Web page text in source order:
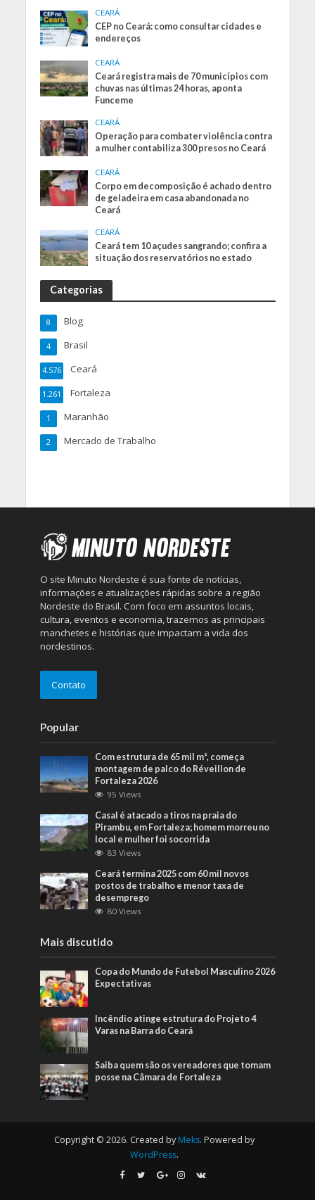
CEARÁ
CEP no Ceará: como consultar cidades e
endereços
CEARÁ
Ceará registra mais de 70 municípios com
chuvas nas últimas 24 horas, aponta
Funceme
CEARÁ
Operação para combater violência contra
a mulher contabiliza 300 presos no Ceará
CEARÁ
Corpo em decomposição é achado dentro
de geladeira em casa abandonada no
Ceará
CEARÁ
Ceará tem 10 açudes sangrando; confira a
situação dos reservatórios no estado
Categorias
Blog
8
Brasil
4
Ceará
4.576
Fortaleza
1.261
Maranhão
1
Mercado de Trabalho
2
O site Minuto Nordeste é sua fonte de notícias,
informações e atualizações rápidas sobre a região
Nordeste do Brasil. Com foco em assuntos locais,
cultura, eventos e economia, trazemos as principais
manchetes e histórias que impactam a vida dos
nordestinos.
Contato
Popular
Com estrutura de 65 mil m², começa
montagem de palco do Réveillon de
Fortaleza 2026
95 Views
Casal é atacado a tiros na praia do
Pirambu, em Fortaleza; homem morreu no
local e mulher foi socorrida
83 Views
Ceará termina 2025 com 60 mil novos
postos de trabalho e menor taxa de
desemprego
80 Views
Mais discutido
Copa do Mundo de Futebol Masculino 2026
Expectativas
Incêndio atinge estrutura do Projeto 4
Varas na Barra do Ceará
Saiba quem são os vereadores que tomam
posse na Câmara de Fortaleza
Copyright © 2026. Created by Meks. Powered by
WordPress.